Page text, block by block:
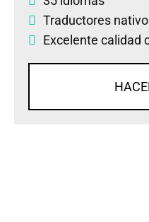
Traductores
Excelente calidad